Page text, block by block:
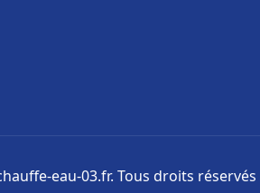
eau-03.fr. Tous droits